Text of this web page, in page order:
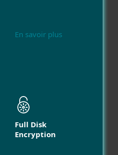
En savoir plus
Full Disk
Encryption